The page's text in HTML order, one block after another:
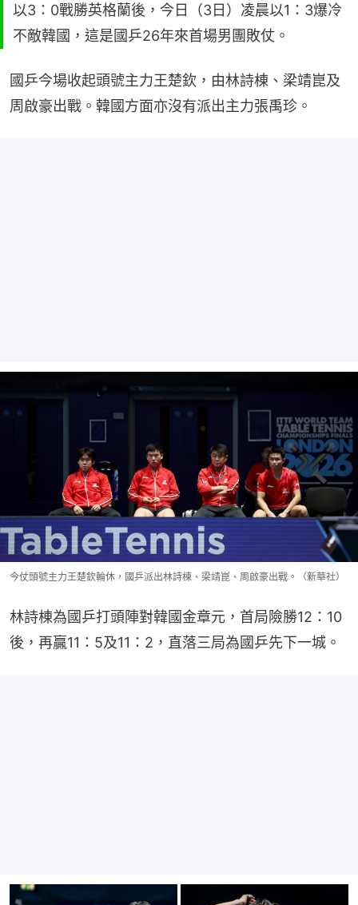
以3：0戰勝英格蘭後，今日（3日）凌晨以1：3爆冷
不敵韓國，這是國乒26年來首場男團敗仗。
國乒今場收起頭號主力王楚欽，由林詩棟、梁靖崑及
周啟豪出戰。韓國方面亦沒有派出主力張禹珍。
今仗頭號主力王楚欽輪休，國乒派出林詩棟、梁靖崑、周啟豪出戰。（新華社）
林詩棟為國乒打頭陣對韓國金章元，首局險勝12：10
後，再贏11：5及11：2，直落三局為國乒先下一城。